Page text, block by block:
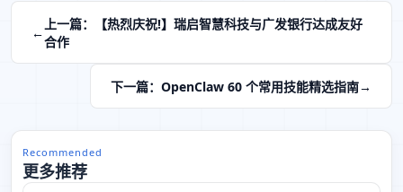
上一篇：【热烈庆祝!】瑞启智慧科技与广发银行达成友好
合作
下一篇：OpenClaw 60 个常用技能精选指南
Recommended
更多推荐